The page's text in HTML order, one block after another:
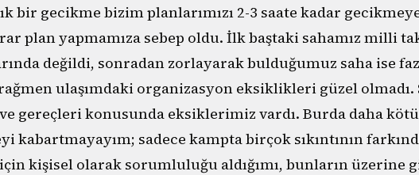
bir gecikme bizim planlarımızı 2-3 saate kadar
plan yapmamıza sebep oldu. İlk baştaki sahamız milli
değildi, sonradan zorlayarak bulduğumuz saha ise
ulaşımdaki organizasyon eksiklikleri güzel olmadı.
gereçleri konusunda eksiklerimiz vardı. Burda daha
kabartmayayım; sadece kampta birçok sıkıntının
kişisel olarak sorumluluğu aldığımı, bunların üzerine